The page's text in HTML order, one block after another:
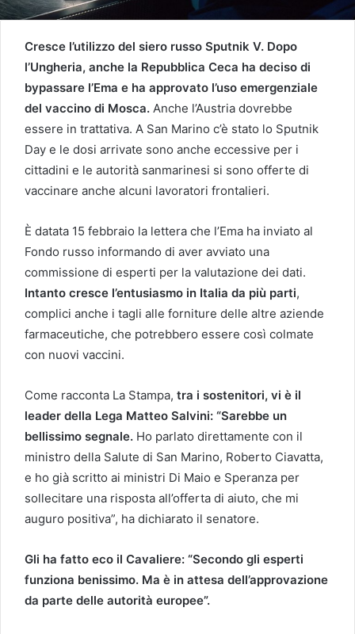
Cresce l’utilizzo del siero russo Sputnik V. Dopo
l’Ungheria, anche la Repubblica Ceca ha deciso di
bypassare l’Ema e ha approvato l’uso emergenziale
del vaccino di Mosca. Anche l’Austria dovrebbe
essere in trattativa. A San Marino c’è stato lo Sputnik
Day e le dosi arrivate sono anche eccessive per i
cittadini e le autorità sanmarinesi si sono offerte di
vaccinare anche alcuni lavoratori frontalieri.
È datata 15 febbraio la lettera che l’Ema ha inviato al
Fondo russo informando di aver avviato una
commissione di esperti per la valutazione dei dati.
Intanto cresce l’entusiasmo in Italia da più parti,
complici anche i tagli alle forniture delle altre aziende
farmaceutiche, che potrebbero essere così colmate
con nuovi vaccini.
Come racconta La Stampa, tra i sostenitori, vi è il
leader della Lega Matteo Salvini: “Sarebbe un
bellissimo segnale. Ho parlato direttamente con il
ministro della Salute di San Marino, Roberto Ciavatta,
e ho già scritto ai ministri Di Maio e Speranza per
sollecitare una risposta all’offerta di aiuto, che mi
auguro positiva”, ha dichiarato il senatore.
Gli ha fatto eco il Cavaliere: “Secondo gli esperti
funziona benissimo. Ma è in attesa dell’approvazione
da parte delle autorità europee”.